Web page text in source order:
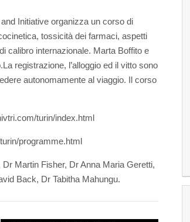
Initiative organizza un corso di
tossicità dei farmaci, aspetti
calibro internazionale. Marta Boffito e
La registrazione, l’alloggio ed il vitto sono
autonomamente al viaggio. Il corso
turin/index.html
programme.html
Martin Fisher, Dr Anna Maria Geretti,
Back, Dr Tabitha Mahungu.